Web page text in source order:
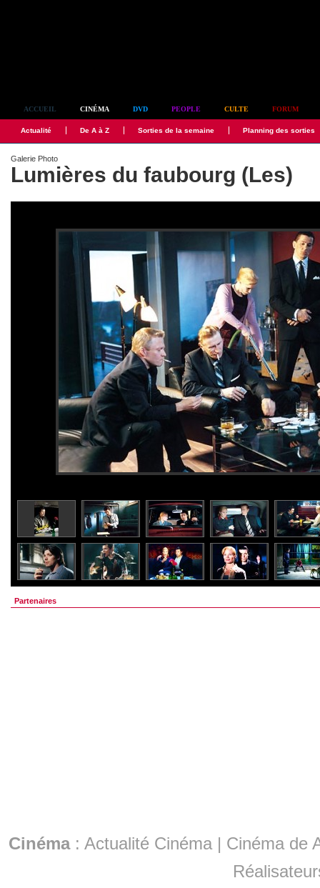
ACCUEIL CINÉMA DVD PEOPLE CULTE FORUM
Actualité De A à Z Sorties de la semaine Planning des sorties
Galerie Photo
Lumières du faubourg (Les)
Partenaires
Cinéma: Actualité Cinéma | Cinéma de